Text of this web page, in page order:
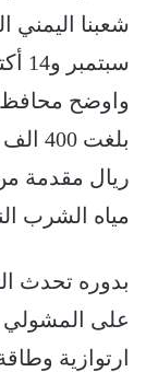
سبتمبر و14 أكتوبر).
واوضح محافظ
ريال مقدمة
مياه الشرب
بدوره تحدث
على المشولي